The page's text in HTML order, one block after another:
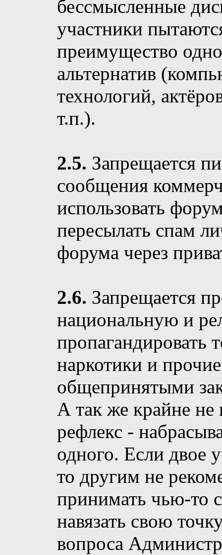
бессмысленные
участники
преимущество
альтернатив
технологий,
т.п.).
2.5. Запрещается
сообщения
использовать
пересылать спам
форума через
2.6. Запрещается
национальную и
пропагандировать
наркотики и
общепринятыми
А так же крайне не
рефлекс -
одного. Если двое
то другим не
принимать чью-то
навязать свою
вопроса